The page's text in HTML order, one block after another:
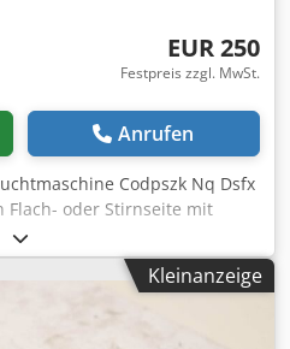
EUR 250
Festpreis zzgl. MwSt.
Anrufen
Codpszk Nq Dsfx
Flach- oder Stirnseite mit
Konusklauenkupplung
Arbeitsbreite 650
Bohrbalken 0° - 45°
Bohrlochabstand 30
Lagerort: Flörsheim
Kleinanzeige